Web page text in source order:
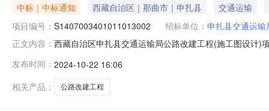
中标｜中标通知 西藏自治区｜那曲市｜申扎县
交通运输
项目编号： S1407003401011013002 招标单位： 申扎县交通运输
正文内容： 西藏自治区申扎县交通运输局公路改建工程(施工图设计
卡乡人民政府至曲松普6村公路改建工程项目施工图设计
发布时间： 2024-10-22 16:06
相关产品：
公路改建工程